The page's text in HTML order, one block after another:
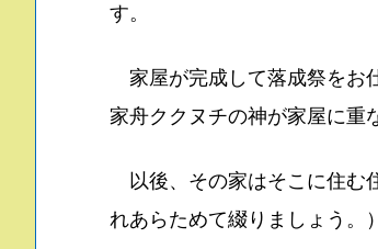
す。
家屋が完成して落成祭をお
家舟ククヌチの神が家屋に重
以後、その家はそこに住む
れあらためて綴りましょう。）